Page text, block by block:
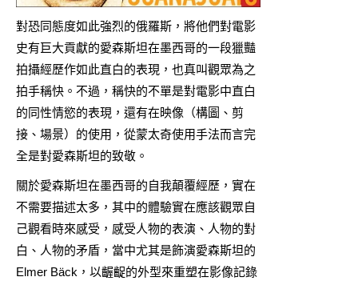
對恐同態度如此強烈的俄羅斯，將他們對電影
史有巨大貢獻的愛森斯坦在墨西哥的一段獵豔
拍攝經歷作如此直白的表現，也真叫觀眾為之
拍手稱快。不過，稱快的不單是對電影中直白
的同性情慾的表現，還有在映像（構圖、剪
接、場景）的使用，從蒙太奇使用手法而言完
全是對愛森斯坦的致敬。
關於愛森斯坦在墨西哥的自我顛覆經歷，實在
不需要描述太多，其中的體驗實在應該觀眾自
己觀看時來感受，感受人物的表演、人物的對
白、人物的矛盾，當中尤其是飾演愛森斯坦的
Elmer Bäck，以齷齪的外型來重塑在影像記錄